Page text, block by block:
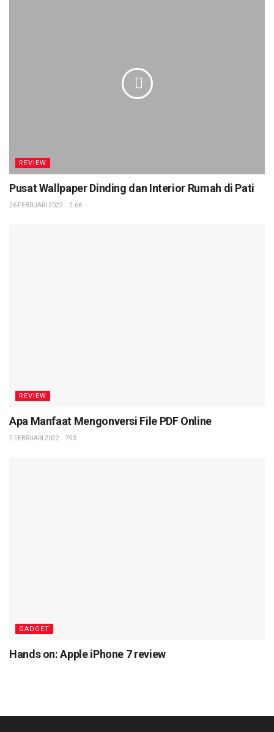
REVIEW
Pusat Wallpaper Dinding dan Interior Rumah di Pati
26 FEBRUARI 2022 2.6K
REVIEW
Apa Manfaat Mengonversi File PDF Online
2 FEBRUARI 2022 793
GADGET
Hands on: Apple iPhone 7 review